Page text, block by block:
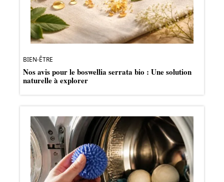
BIEN-ÊTRE
Nos avis pour le boswellia serrata bio : Une solution
naturelle à explorer